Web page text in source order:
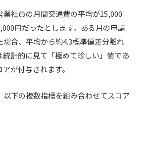
業社員の月間交通費の平均が15,000
円だったとします。ある月の申請
場合、平均から約4.3標準偏差分離れ
統計的に見て「極めて珍しい」値であ
が付与されます。
以下の複数指標を組み合わせてスコア